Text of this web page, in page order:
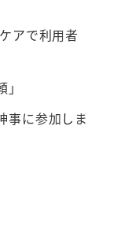
アで利用者
に参加しま